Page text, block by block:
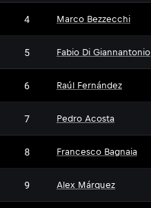
4 Marco Bezzecchi
5 Fabio Di Giannantonio
6 Raúl Fernández
7 Pedro Acosta
8 Francesco Bagnaia
9 Alex Márquez